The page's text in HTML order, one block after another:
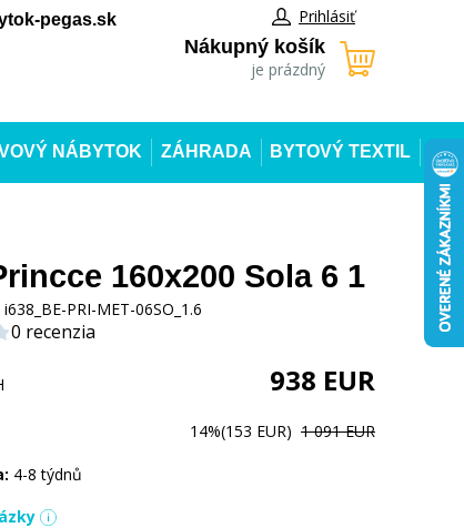
pegas.sk Prihlásiť
Nákupný košík
je prázdný
NÁBYTOK ZÁHRADA BYTOVÝ TEXTIL
160x200 Sola 6 1
i638_BE-PRI-MET-06SO_1.6
0 recenzia
938 EUR
14%(153 EUR) 1 091 EUR
4-8 týdnů